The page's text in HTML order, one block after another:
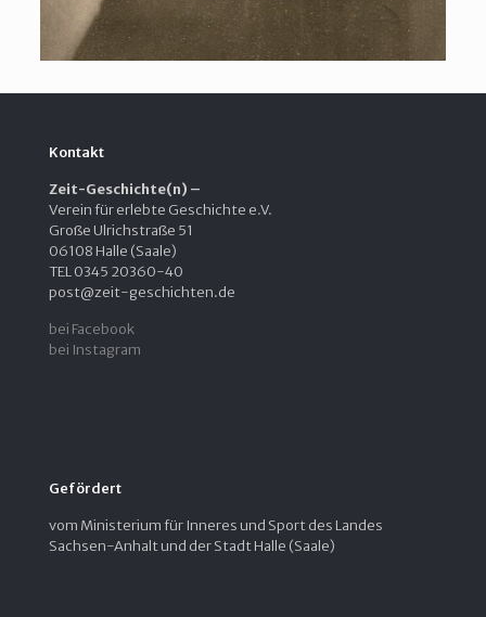
Kontakt
Zeit-Geschichte(n) –
Verein für erlebte Geschichte e.V.
Große Ulrichstraße 51
06108 Halle (Saale)
TEL 0345 20360-40
post@zeit-geschichten.de
bei Facebook
bei Instagram
Gefördert
vom Ministerium für Inneres und Sport des Landes
Sachsen-Anhalt und der Stadt Halle (Saale)